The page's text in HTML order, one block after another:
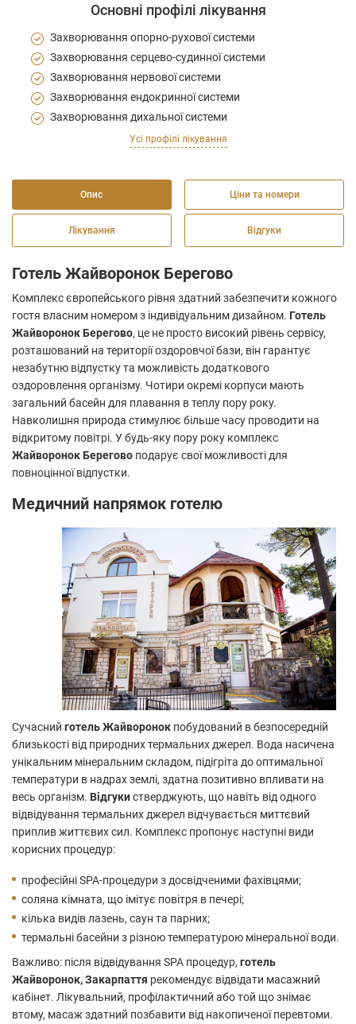
Опис Ціни та номери
Лікування Відгуки
Готель Жайворонок Берегово
Комплекс європейського рівня здатний забезпечити кожного
гостя власним номером з індивідуальним дизайном. Готель
Жайворонок Берегово, це не просто високий рівень сервісу,
розташований на території оздоровчої бази, він гарантує
незабутню відпустку та можливість додаткового
оздоровлення організму. Чотири окремі корпуси мають
загальний басейн для плавання в теплу пору року.
Навколишня природа стимулює більше часу проводити на
відкритому повітрі. У будь-яку пору року комплекс
Жайворонок Берегово подарує свої можливості для
повноцінної відпустки.
Медичний напрямок готелю
Сучасний готель Жайворонок побудований в безпосередній
близькості від природних термальних джерел. Вода насичена
унікальним мінеральним складом, підігріта до оптимальної
температури в надрах землі, здатна позитивно впливати на
весь організм. Відгукистверджують, що навіть від одного
відвідування термальних джерел відчувається миттєвий
приплив життєвих сил. Комплекс пропонує наступні види
корисних процедур:
професійні SPA-процедури з досвідченими фахівцями;
соляна кімната, що імітує повітря в печері;
кілька видів лазень, саун та парних;
термальні басейни з різною температурою мінеральної води.
Важливо: після відвідування SPA процедур, готель
Жайворонок, Закарпаття рекомендує відвідати масажний
кабінет. Лікувальний, профілактичний або той що знімає
втому, масаж здатний позбавити від накопиченої перевтоми.
Основні профілі лікування
Захворювання опорно-рухової системи
Захворювання серцево-судинної системи
Захворювання нервової системи
Захворювання ендокринної системи
Захворювання дихальної системи
Усі профілі лікування